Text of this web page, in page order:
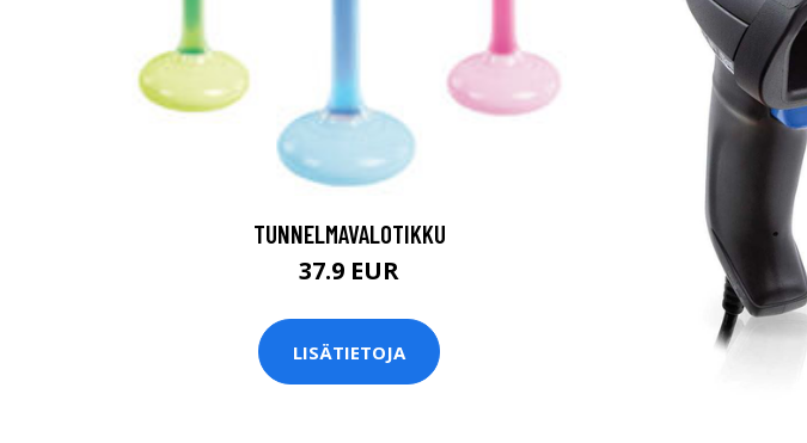
TUNNELMAVALOTIKKU
37.9 EUR
LISÄTIETOJA